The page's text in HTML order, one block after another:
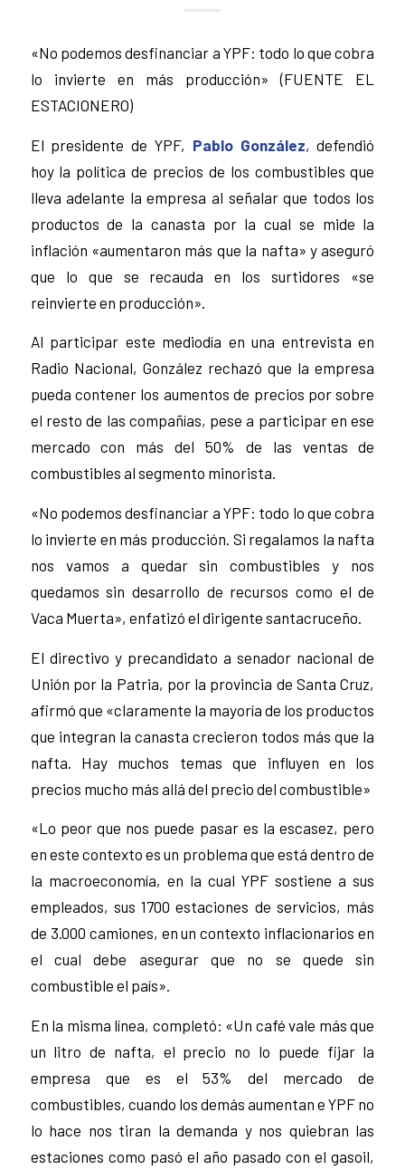
«No podemos desfinanciar a YPF: todo lo que cobra
lo invierte en más producción» (FUENTE EL
ESTACIONERO)
El presidente de YPF, Pablo González, defendió
hoy la política de precios de los combustibles que
lleva adelante la empresa al señalar que todos los
productos de la canasta por la cual se mide la
inflación «aumentaron más que la nafta» y aseguró
que lo que se recauda en los surtidores «se
reinvierte en producción».
Al participar este mediodía en una entrevista en
Radio Nacional, González rechazó que la empresa
pueda contener los aumentos de precios por sobre
el resto de las compañías, pese a participar en ese
mercado con más del 50% de las ventas de
combustibles al segmento minorista.
«No podemos desfinanciar a YPF: todo lo que cobra
lo invierte en más producción. Si regalamos la nafta
nos vamos a quedar sin combustibles y nos
quedamos sin desarrollo de recursos como el de
Vaca Muerta», enfatizó el dirigente santacruceño.
El directivo y precandidato a senador nacional de
Unión por la Patria, por la provincia de Santa Cruz,
afirmó que «claramente la mayoría de los productos
que integran la canasta crecieron todos más que la
nafta. Hay muchos temas que influyen en los
precios mucho más allá del precio del combustible»
«Lo peor que nos puede pasar es la escasez, pero
en este contexto es un problema que está dentro de
la macroeconomía, en la cual YPF sostiene a sus
empleados, sus 1700 estaciones de servicios, más
de 3.000 camiones, en un contexto inflacionarios en
el cual debe asegurar que no se quede sin
combustible el país».
En la misma línea, completó: «Un café vale más que
un litro de nafta, el precio no lo puede fijar la
empresa que es el 53% del mercado de
combustibles, cuando los demás aumentan e YPF no
lo hace nos tiran la demanda y nos quiebran las
estaciones como pasó el año pasado con el gasoil,